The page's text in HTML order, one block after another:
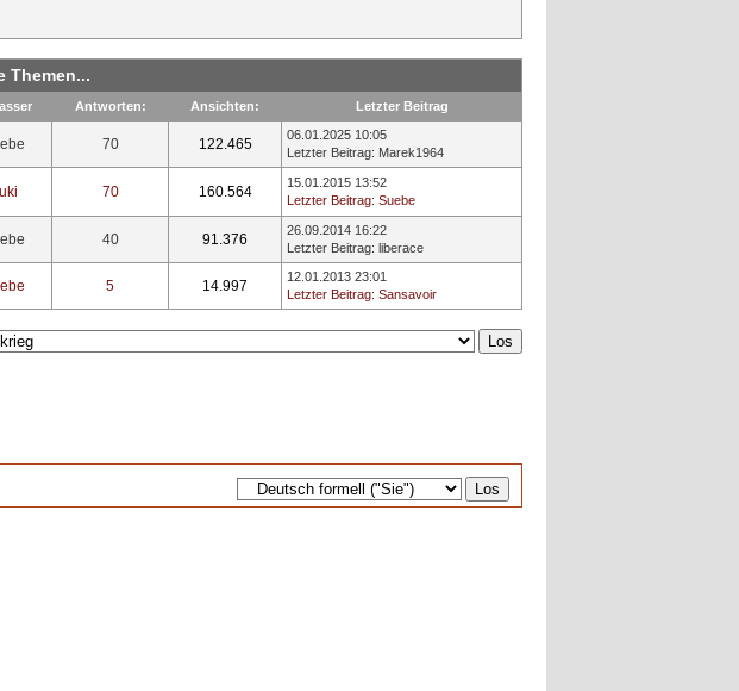
Themen...
Antworten: Ansichten: Letzter Beitrag
70 122.465
06.01.2025 10:05
Letzter Beitrag: Marek1964
70 160.564
15.01.2015 13:52
Letzter Beitrag: Suebe
40 91.376
26.09.2014 16:22
Letzter Beitrag: liberace
5 14.997
12.01.2013 23:01
Letzter Beitrag: Sansavoir